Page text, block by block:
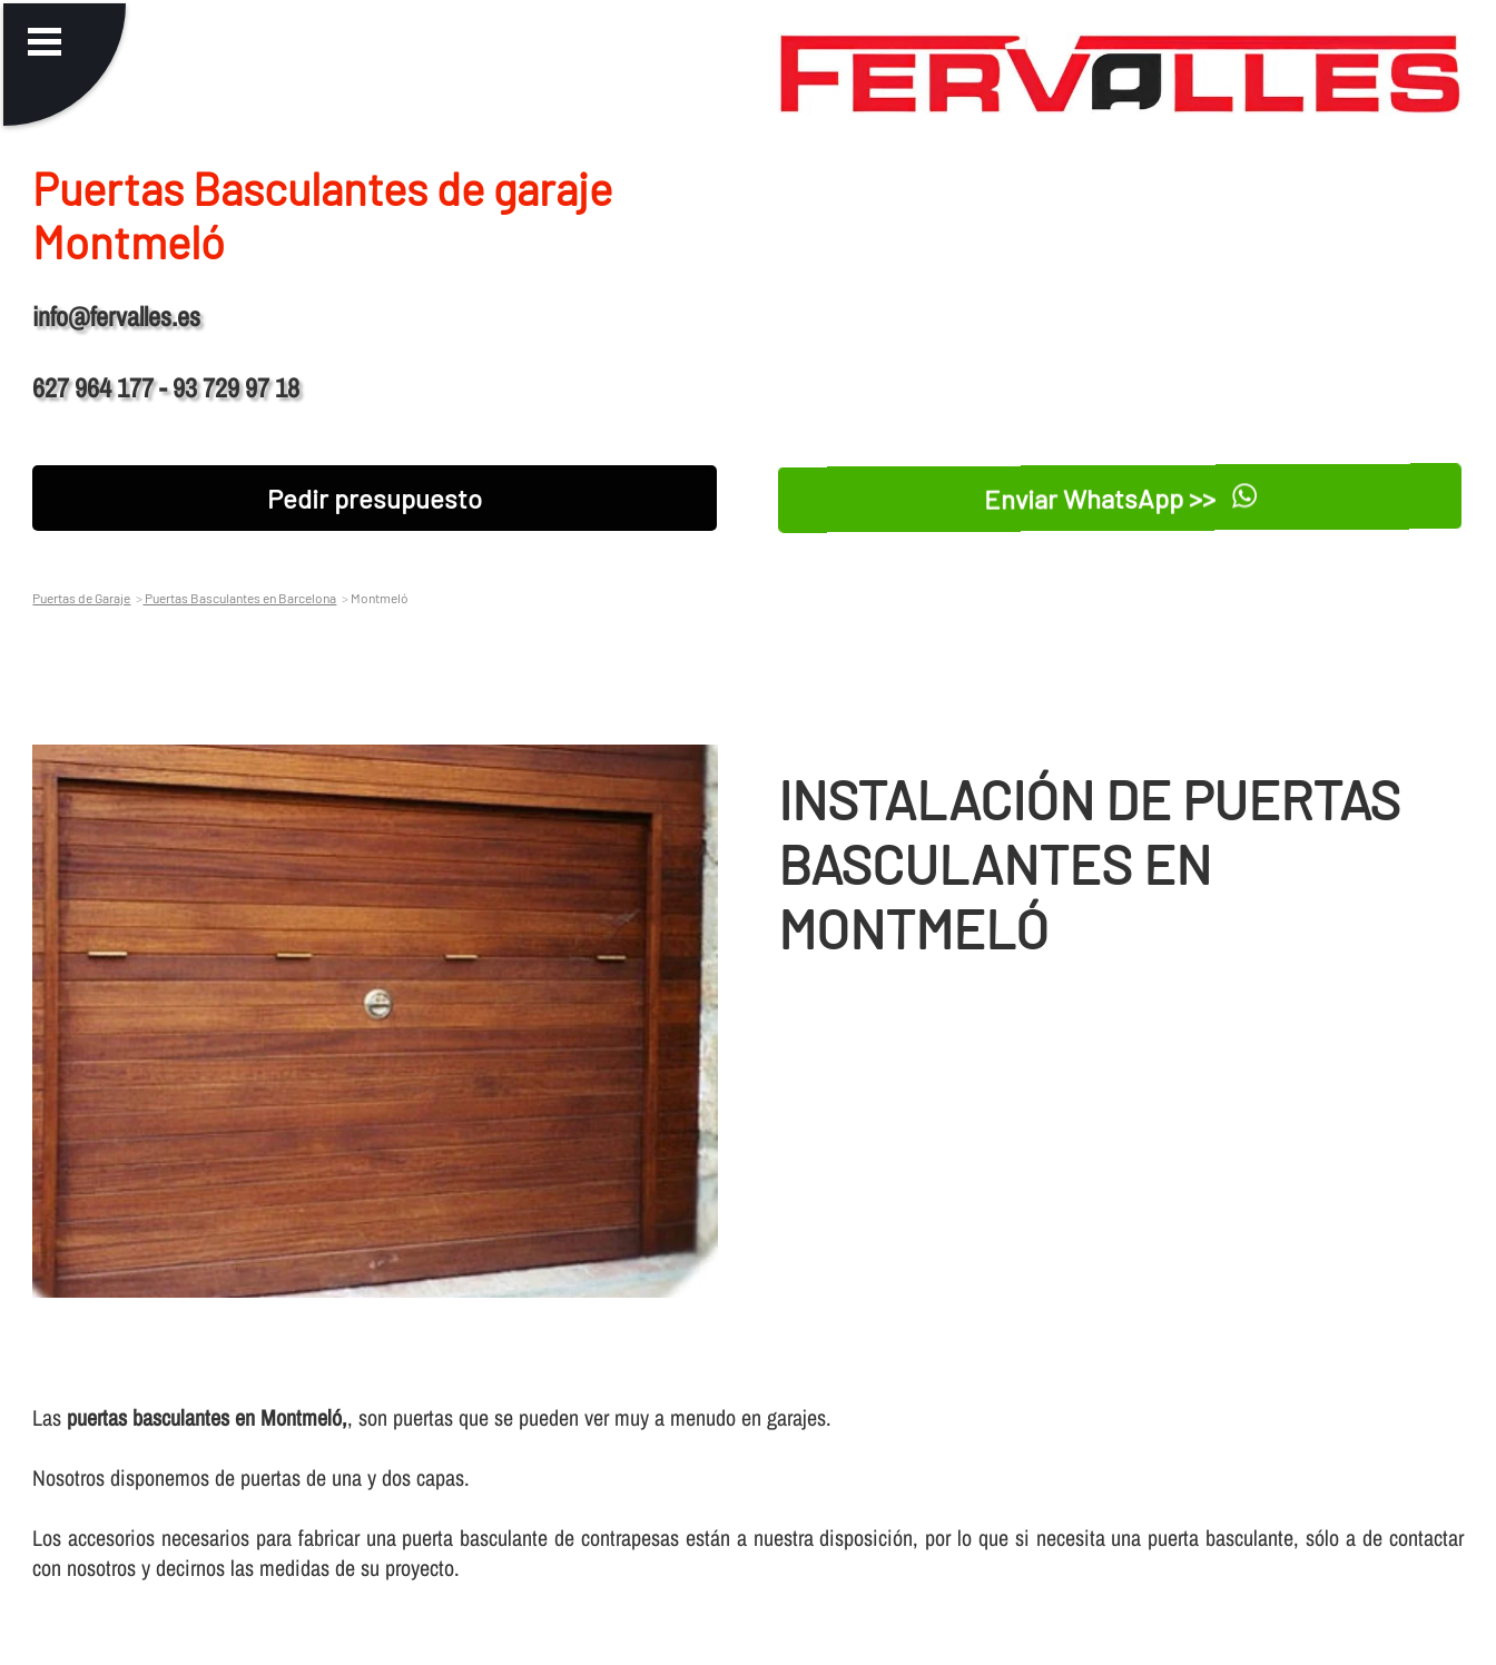
Puertas Basculantes de garaje
Montmeló
info@fervalles.es
627 964 177 - 93 729 97 18
Pedir presupuesto Enviar WhatsApp >>
Puertas de Garaje Puertas Basculantes en Barcelona Montmeló
INSTALACIÓN DE PUERTAS
BASCULANTES EN
MONTMELÓ
Las puertas basculantes en Montmeló,, son puertas que se pueden ver muy a menudo en garajes.
Nosotros disponemos de puertas de una y dos capas.
Los accesorios necesarios para fabricar una puerta basculante de contrapesas están a nuestra disposición, por lo que si necesita una puerta basculante, sólo a de contactar
con nosotros y decirnos las medidas de su proyecto.